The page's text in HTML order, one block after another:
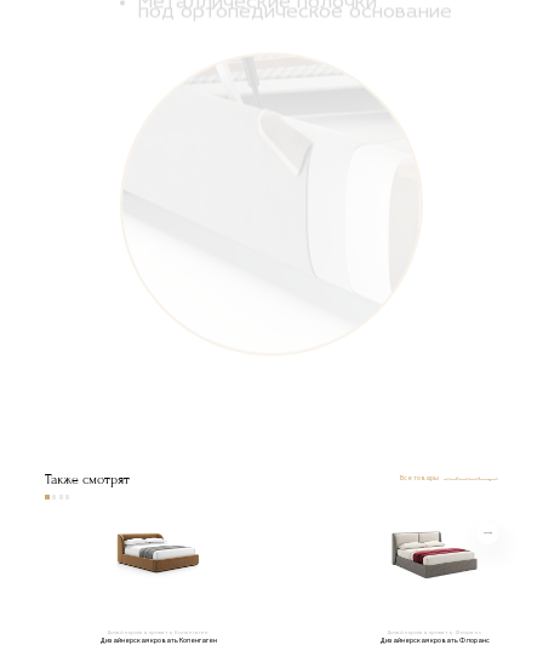
Также смотрят Все товары
Дизайнерская кровать Копенгаген
Дизайнерская кровать Копенгаген
Дизайнерская кровать Флоранс
Дизайнерская кровать Флоранс